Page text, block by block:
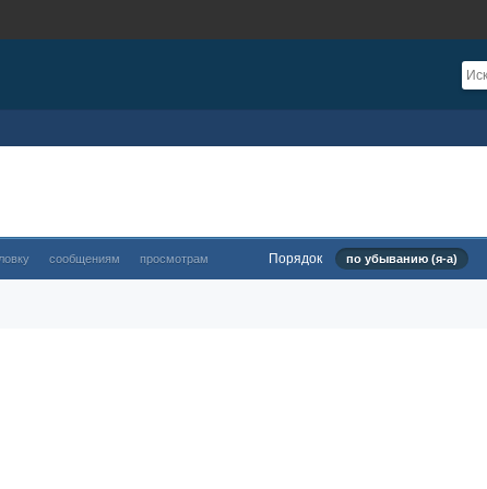
сообщениям просмотрам Порядок по убыванию (я-а)